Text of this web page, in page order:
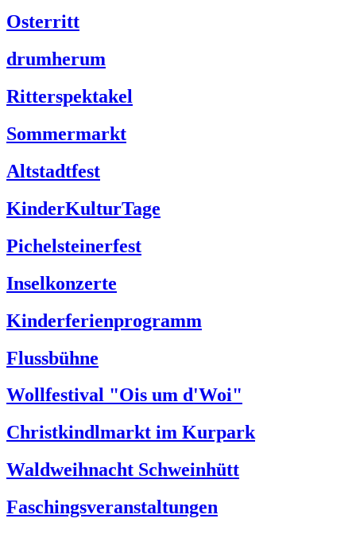
Osterritt
drumherum
Ritterspektakel
Sommermarkt
Altstadtfest
KinderKulturTage
Pichelsteinerfest
Inselkonzerte
Kinderferienprogramm
Flussbühne
Wollfestival "Ois um d'Woi"
Christkindlmarkt im Kurpark
Waldweihnacht Schweinhütt
Faschingsveranstaltungen